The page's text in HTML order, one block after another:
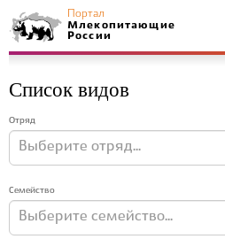
Портал
Млекопитающие
России
Список видов
Отряд
Выберите отряд...
Семейство
Выберите семейство...